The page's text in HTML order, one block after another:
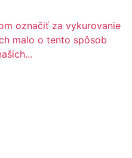
označiť za vykurovanie
malo o tento spôsob